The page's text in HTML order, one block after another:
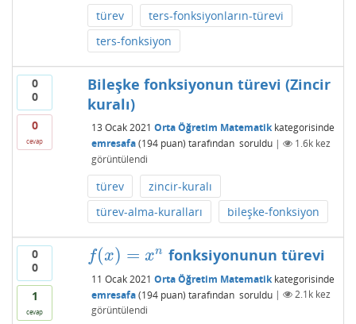
türev
ters-fonksiyonların-türevi
ters-fonksiyon
0
0
0
cevap
Bileşke fonksiyonun türevi (Zincir
kuralı)
13 Ocak 2021 Orta Öğretim Matematikkategorisinde
emresafa (194puan) tarafından soruldu | 1.6kkez
görüntülendi
türev
zincir-kuralı
türev-alma-kuralları
bileşke-fonksiyon
0
0
1
cevap
f(x) = xn
f(x)=x n fonksiyonunun türevi
11 Ocak 2021 Orta Öğretim Matematikkategorisinde
emresafa (194puan) tarafından soruldu | 2.1kkez
görüntülendi